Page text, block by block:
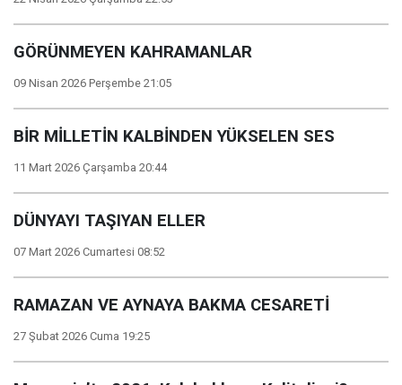
GÖRÜNMEYEN KAHRAMANLAR
09 Nisan 2026 Perşembe 21:05
BİR MİLLETİN KALBİNDEN YÜKSELEN SES
11 Mart 2026 Çarşamba 20:44
DÜNYAYI TAŞIYAN ELLER
07 Mart 2026 Cumartesi 08:52
RAMAZAN VE AYNAYA BAKMA CESARETİ
27 Şubat 2026 Cuma 19:25